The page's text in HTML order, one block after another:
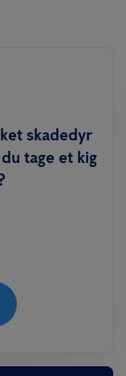
skadedyr
tage et kig